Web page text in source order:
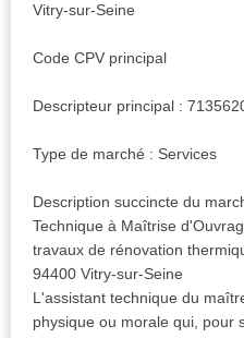
Vitry-sur-Seine
Code CPV principal
Descripteur principal :
Type de marché : Services
Description succincte du
Technique à Maîtrise
travaux de rénovation
94400 Vitry-sur-Seine
L'assistant technique du
physique ou morale qui, pour